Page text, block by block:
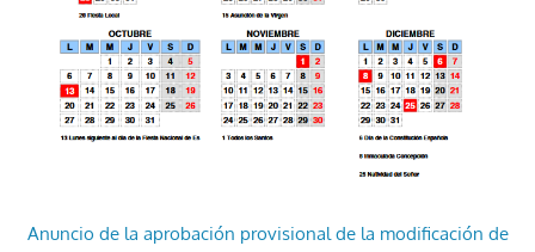
Anuncio de la aprobación provisional de la modificación de